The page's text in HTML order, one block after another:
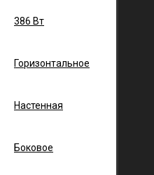
386 Вт
Горизонтальное
Настенная
Боковое